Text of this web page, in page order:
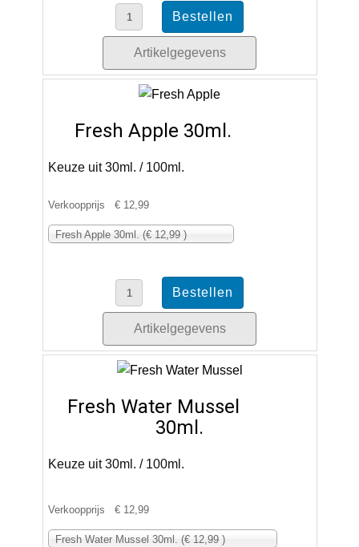
Artikelgegevens
Fresh Apple 30ml.
Keuze uit 30ml. / 100ml.
Verkoopprijs € 12,99
Fresh Apple 30ml. (€ 12,99 )
Artikelgegevens
Fresh Water Mussel
30ml.
Keuze uit 30ml. / 100ml.
Verkoopprijs € 12,99
Fresh Water Mussel 30ml. (€ 12,99 )